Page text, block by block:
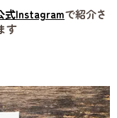
式Instagramで紹介さ
す